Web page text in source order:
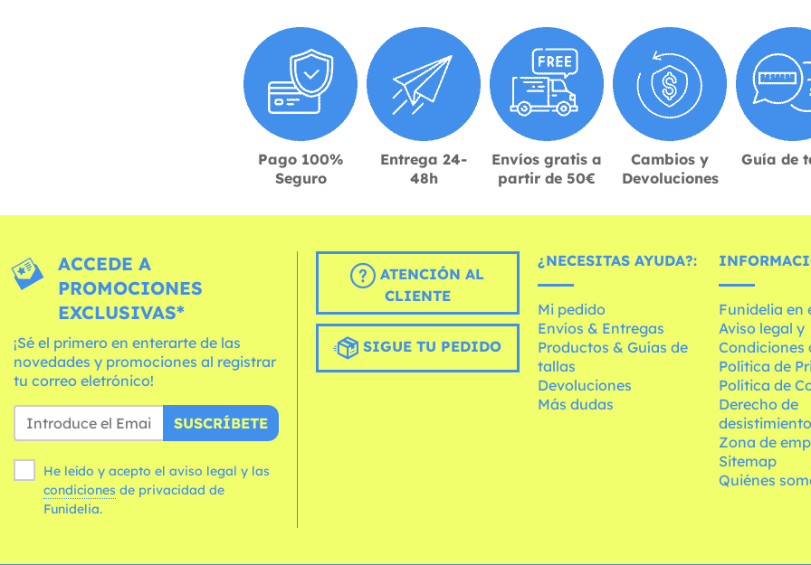
Pago 100%
Seguro
Entrega 24-
48h
Envíos gratis a
partir de 50€
Cambios y
Devoluciones
Guía de
ACCEDE A
PROMOCIONES
EXCLUSIVAS*
¡Sé el primero en enterarte de las
novedades y promociones al registrar
tu correo eletrónico!
SUSCRÍBETE
He leído y acepto el aviso legal y las
condiciones
Funidelia.
ATENCIÓN AL
CLIENTE
SIGUE TU PEDIDO
¿NECESITAS AYUDA?:
Mi pedido
Envíos & Entregas
Productos & Guías de
tallas
Devoluciones
Más dudas
Funidelia en
Aviso legal y
Condiciones
Política de
Política de
Derecho de
desistimiento
Zona de
Sitemap
Quiénes